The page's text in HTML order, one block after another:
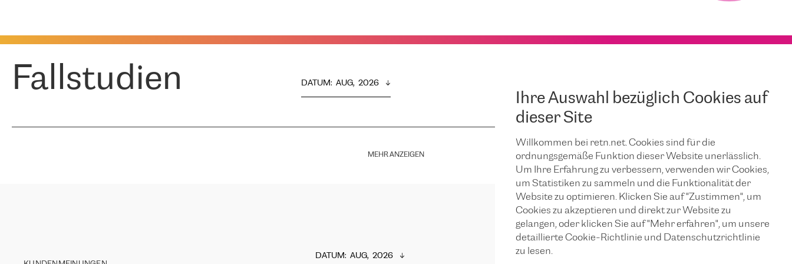
Ihre Auswahl bezüglich Cookies auf
dieser Site
Willkommen bei retn.net. Cookies sind für die
ordnungsgemäße Funktion dieser Website unerlässlich.
Um Ihre Erfahrung zu verbessern, verwenden wir Cookies,
um Statistiken zu sammeln und die Funktionalität der
Website zu optimieren. Klicken Sie auf "Zustimmen", um
Cookies zu akzeptieren und direkt zur Website zu
gelangen, oder klicken Sie auf "Mehr erfahren", um unsere
detaillierte Cookie-Richtlinie und Datenschutzrichtlinie
zu lesen.
Fallstudien DATUM: AUG,  2026
MEHR ANZEIGEN
DATUM: AUG,  2026